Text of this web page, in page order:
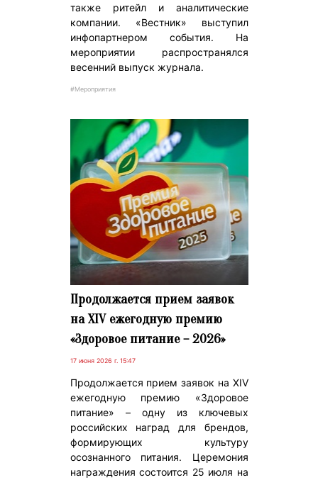
также ритейл и аналитические
компании. «Вестник» выступил
инфопартнером события. На
мероприятии распространялся
весенний выпуск журнала.
#Мероприятия
Продолжается прием заявок
на XIV ежегодную премию
«Здоровое питание – 2026»
17 июня 2026 г. 15:47
Продолжается прием заявок на XIV
ежегодную премию «Здоровое
питание» – одну из ключевых
российских наград для брендов,
формирующих культуру
осознанного питания. Церемония
награждения состоится 25 июля на